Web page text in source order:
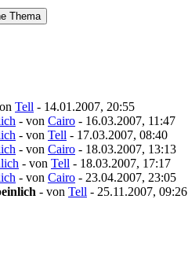
Tell - 14.01.2007, 20:55
- von Cairo - 16.03.2007, 11:47
- von Tell - 17.03.2007, 08:40
- von Cairo - 18.03.2007, 13:13
- von Tell - 18.03.2007, 17:17
- von Cairo - 23.04.2007, 23:05
- von Tell - 25.11.2007, 09:26